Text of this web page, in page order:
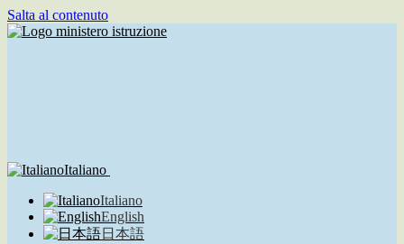
Salta al contenuto
Italiano
Italiano
English
日本語